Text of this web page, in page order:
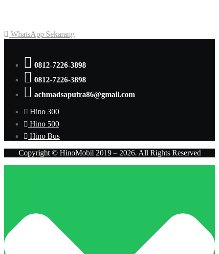
WhatsApp Sekarang
0812-7226-3898
0812-7226-3898
achmadsaputra86@gmail.com
Hino 300
Hino 500
Hino Bus
Copyright © HinoMobil 2019 – 2026. All Rights Reserved